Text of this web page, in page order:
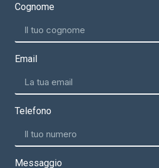
Cognome
Email
Telefono
Messaggio